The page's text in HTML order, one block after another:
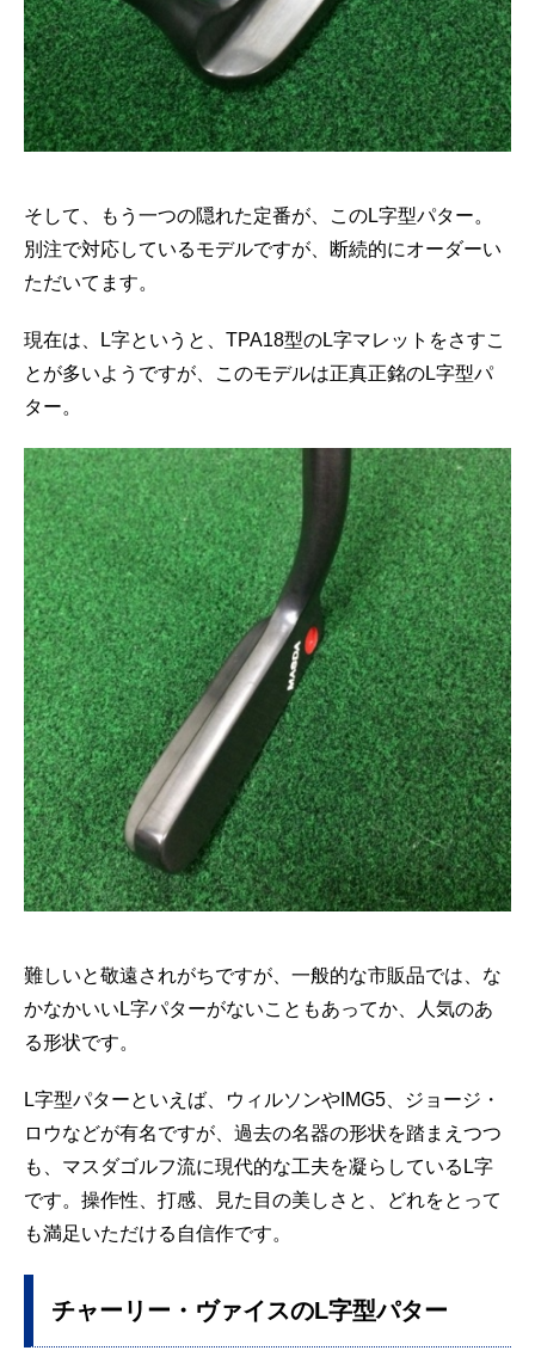
そして、もう一つの隠れた定番が、このL字型パター。
別注で対応しているモデルですが、断続的にオーダーい
ただいてます。
現在は、L字というと、TPA18型のL字マレットをさすこ
とが多いようですが、このモデルは正真正銘のL字型パ
ター。
難しいと敬遠されがちですが、一般的な市販品では、な
かなかいいL字パターがないこともあってか、人気のあ
る形状です。
L字型パターといえば、ウィルソンやIMG5、ジョージ・
ロウなどが有名ですが、過去の名器の形状を踏まえつつ
も、マスダゴルフ流に現代的な工夫を凝らしているL字
です。操作性、打感、見た目の美しさと、どれをとって
も満足いただける自信作です。
チャーリー・ヴァイスのL字型パター